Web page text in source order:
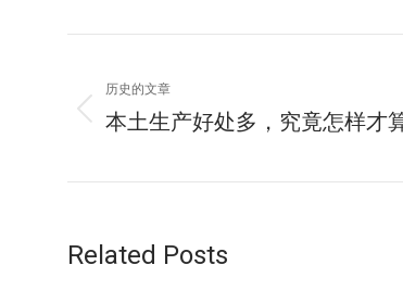
章
历史的文章
历
本土生产好处多，究竟怎样才
Related Posts